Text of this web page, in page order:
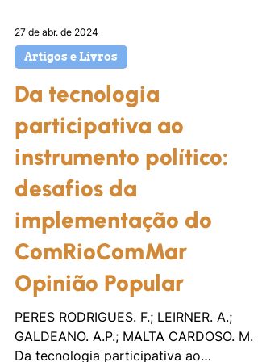
27 de abr. de 2024
Artigos e Livros
Da tecnologia
participativa ao
instrumento político:
desafios da
implementação do
ComRioComMar
Opinião Popular
PERES RODRIGUES. F.; LEIRNER. A.;